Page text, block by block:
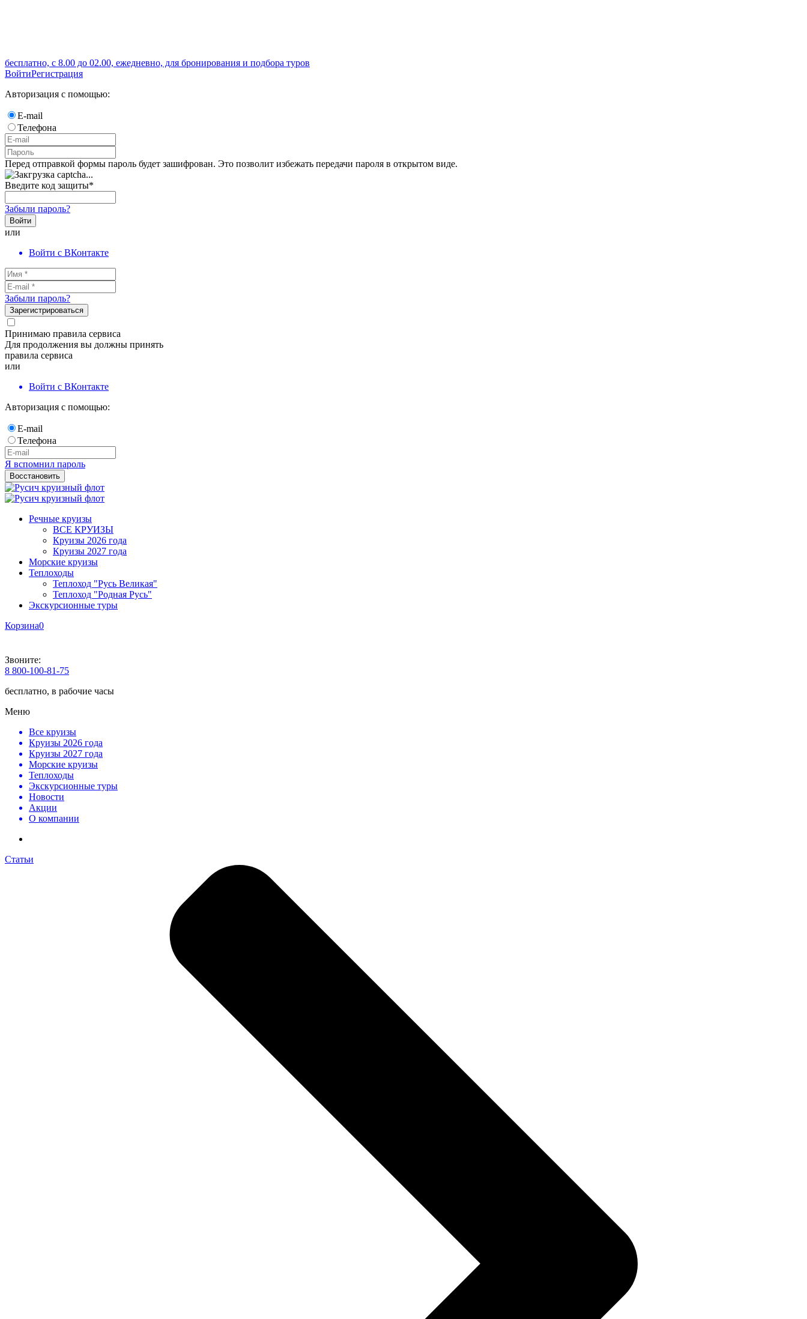
бесплатно, с 8.00 до 02.00, ежедневно, для бронирования и подбора туров
ВойтиРегистрация
Авторизация с помощью:
E-mail
Телефона
Перед отправкой формы пароль будет зашифрован. Это позволит избежать передачи пароля в открытом виде.
Введите код защиты*
Забыли пароль?
Войти
или
Войти с ВКонтакте
Забыли пароль?
Зарегистрироваться
Принимаю правила сервиса
Для продолжения вы должны принять
правила сервиса
или
Войти с ВКонтакте
Авторизация с помощью:
E-mail
Телефона
Я вспомнил пароль
Восстановить
Речные круизы
ВСЕ КРУИЗЫ
Круизы 2026 года
Круизы 2027 года
Морские круизы
Теплоходы
Теплоход "Русь Великая"
Теплоход "Родная Русь"
Экскурсионные туры
Корзина0
Звоните:
8 800-100-81-75
бесплатно, в рабочие часы
Меню
Все круизы
Круизы 2026 года
Круизы 2027 года
Морские круизы
Теплоходы
Экскурсионные туры
Новости
Акции
О компании
Статьи